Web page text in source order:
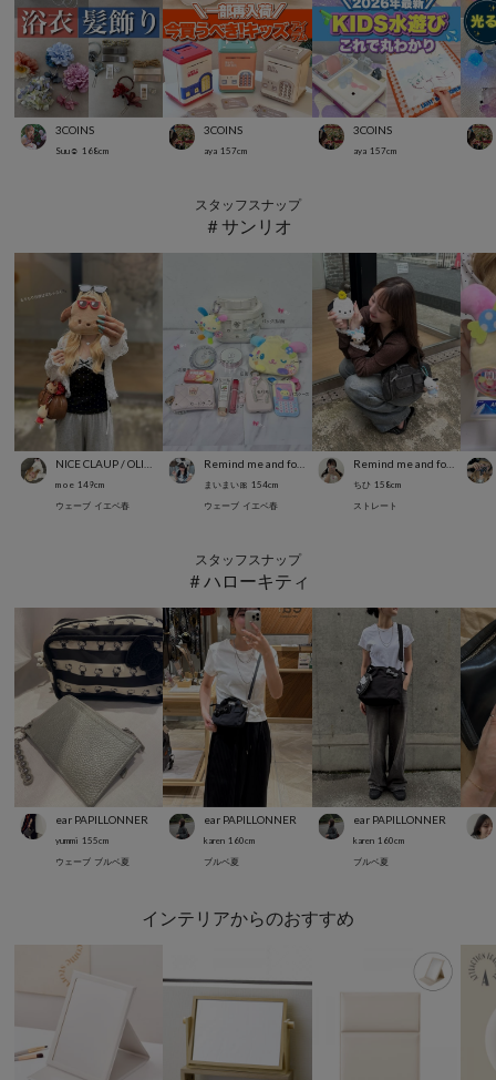
3COINS
Suu☺︎ 168cm
3COINS
aya 157cm
3COINS
aya 157cm
スタッフスナップ
＃サンリオ
m o e 149cm
ウェーブ イエベ春
まいまい🎀 154cm
ウェーブ イエベ春
Remind me and forever
ちひ 158cm
ストレート
スタッフスナップ
＃ハローキティ
ear PAPILLONNER
yummi 155cm
ウェーブ ブルベ夏
ear PAPILLONNER
karen 160cm
ブルベ夏
ear PAPILLONNER
karen 160cm
ブルベ夏
インテリアからのおすすめ